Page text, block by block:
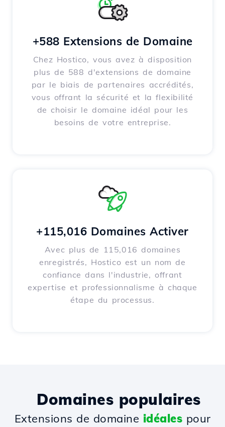
+588 Extensions de Domaine
Chez Hostico, vous avez à disposition
plus de 588 d'extensions de domaine
par le biais de partenaires accrédités,
vous offrant la sécurité et la flexibilité
de choisir le domaine idéal pour les
besoins de votre entreprise.
+115,016 Domaines Activer
Avec plus de 115,016 domaines
enregistrés, Hostico est un nom de
confiance dans l'industrie, offrant
expertise et professionnalisme à chaque
étape du processus.
Domaines populaires
Extensions de domaine idéales pour